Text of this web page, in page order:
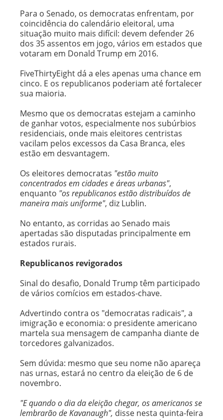
Para o Senado, os democratas enfrentam, por
coincidência do calendário eleitoral, uma
situação muito mais difícil: devem defender 26
dos 35 assentos em jogo, vários em estados que
votaram em Donald Trump em 2016.
FiveThirtyEight dá a eles apenas uma chance em
cinco. E os republicanos poderiam até fortalecer
sua maioria.
Mesmo que os democratas estejam a caminho
de ganhar votos, especialmente nos subúrbios
residenciais, onde mais eleitores centristas
vacilam pelos excessos da Casa Branca, eles
estão em desvantagem.
Os eleitores democratas "estão muito
concentrados em cidades e áreas urbanas",
enquanto "os republicanos estão distribuídos de
maneira mais uniforme", diz Lublin.
No entanto, as corridas ao Senado mais
apertadas são disputadas principalmente em
estados rurais.
Republicanos revigorados
Sinal do desafio, Donald Trump têm participado
de vários comícios em estados-chave.
Advertindo contra os "democratas radicais", a
imigração e economia: o presidente americano
martela sua mensagem de campanha diante de
torcedores galvanizados.
Sem dúvida: mesmo que seu nome não apareça
nas urnas, estará no centro da eleição de 6 de
novembro.
"E quando o dia da eleição chegar, os americanos se
lembrarão de Kavanaugh", disse nesta quinta-feira